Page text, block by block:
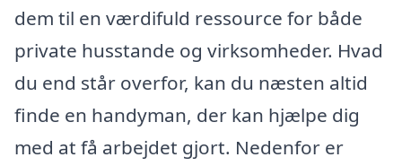
dem til en værdifuld ressource for både
private husstande og virksomheder. Hvad
du end står overfor, kan du næsten altid
finde en handyman, der kan hjælpe dig
med at få arbejdet gjort. Nedenfor er